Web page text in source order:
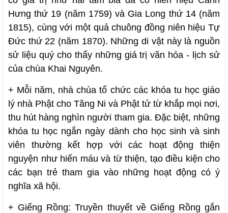
Hưng thứ 19 (năm 1759) và Gia Long thứ 14 (năm
1815), cùng với một quả chuông đồng niên hiệu Tự
Đức thứ 22 (năm 1870). Những di vật này là nguồn
sử liệu quý cho thấy những giá trị văn hóa - lịch sử
của chùa Khai Nguyên.
+ Mỗi năm, nhà chùa tổ chức các khóa tu học giáo
lý nhà Phật cho Tăng Ni và Phật tử từ khắp mọi nơi,
thu hút hàng nghìn người tham gia. Đặc biệt, những
khóa tu học ngắn ngày dành cho học sinh và sinh
viên thường kết hợp với các hoạt động thiện
nguyện như hiến máu và từ thiện, tạo điều kiện cho
các bạn trẻ tham gia vào những hoạt động có ý
nghĩa xã hội.
+ Giếng Rồng: Truyền thuyết về Giếng Rồng gắn